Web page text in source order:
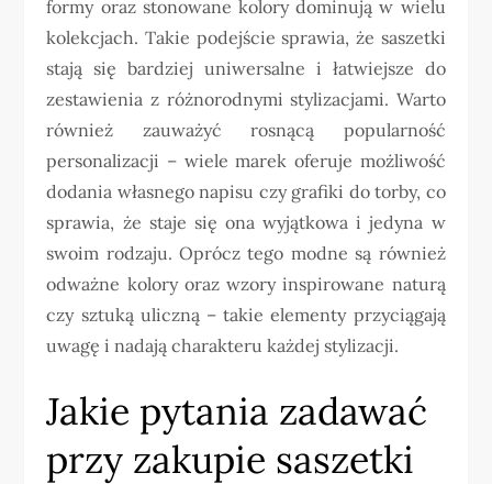
formy oraz stonowane kolory dominują w wielu
kolekcjach. Takie podejście sprawia, że saszetki
stają się bardziej uniwersalne i łatwiejsze do
zestawienia z różnorodnymi stylizacjami. Warto
również zauważyć rosnącą popularność
personalizacji – wiele marek oferuje możliwość
dodania własnego napisu czy grafiki do torby, co
sprawia, że staje się ona wyjątkowa i jedyna w
swoim rodzaju. Oprócz tego modne są również
odważne kolory oraz wzory inspirowane naturą
czy sztuką uliczną – takie elementy przyciągają
uwagę i nadają charakteru każdej stylizacji.
Jakie pytania zadawać
przy zakupie saszetki